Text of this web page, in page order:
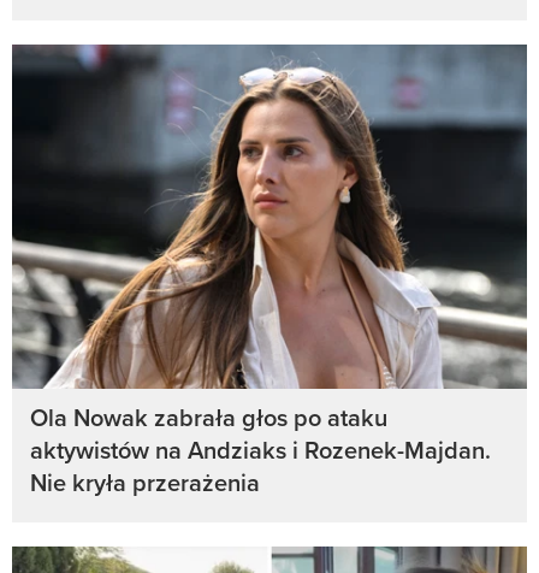
Ola Nowak zabrała głos po ataku
aktywistów na Andziaks i Rozenek-Majdan.
Nie kryła przerażenia